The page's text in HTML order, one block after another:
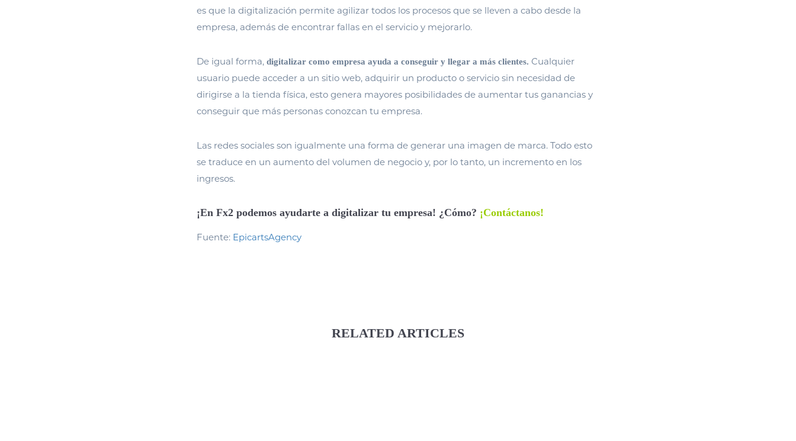
es que la digitalización permite agilizar todos los procesos que se lleven a cabo desde la
empresa, además de encontrar fallas en el servicio y mejorarlo.
De igual forma, digitalizar como empresa ayuda a conseguir y llegar a más clientes. Cualquier
usuario puede acceder a un sitio web, adquirir un producto o servicio sin necesidad de
dirigirse a la tienda física, esto genera mayores posibilidades de aumentar tus ganancias y
conseguir que más personas conozcan tu empresa.
Las redes sociales son igualmente una forma de generar una imagen de marca. Todo esto
se traduce en un aumento del volumen de negocio y, por lo tanto, un incremento en los
ingresos.
¡En Fx2 podemos ayudarte a digitalizar tu empresa! ¿Cómo? ¡Contáctanos!
Fuente: EpicartsAgency
RELATED ARTICLES